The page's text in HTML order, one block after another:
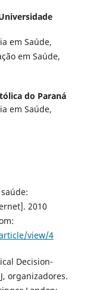
em Saúde,
em Saúde,
do Paraná
em Saúde,
2010
view/4
Decision-
organizadores.